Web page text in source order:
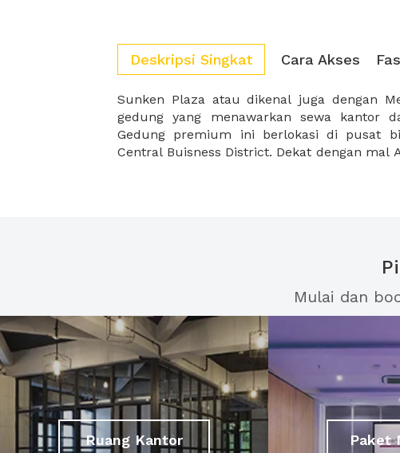
Deskripsi Singkat Cara Akses
Sunken Plaza atau dikenal juga dengan
gedung yang menawarkan sewa kantor
Gedung premium ini berlokasi di pusat
Central Buisness District. Dekat dengan mal
ITC Kuningan, gedung ini menjadi tempat
Mulai dan
Ruang Kantor Paket